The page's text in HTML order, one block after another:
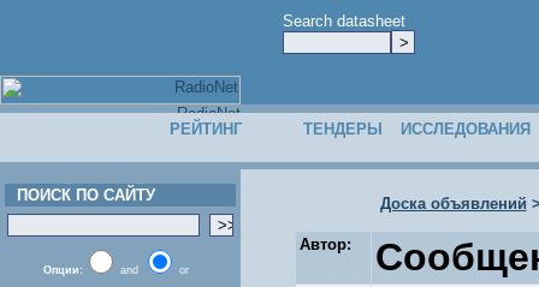
Search datasheet
РЕЙТИНГ ТЕНДЕРЫ ИССЛЕДОВАНИЯ
ПОИСК ПО САЙТУ
Опции: and or
Доска объявлений
Автор: